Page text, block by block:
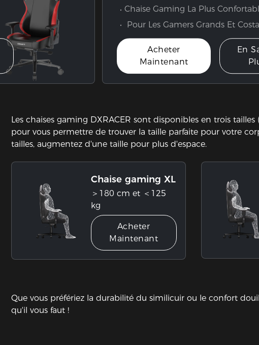
Chaise Gaming La Plus
Pour Les Gamers Grands Et
Acheter
Maintenant
En
Les chaises gaming DXRACER sont disponibles en trois tailles
pour vous permettre de trouver la taille parfaite pour votre
tailles, augmentez d'une taille pour plus d'espace.
Chaise gaming XL
＞180 cm et ＜125
kg
Acheter
Maintenant
Que vous préfériez la durabilité du similicuir ou le confort
qu'il vous faut !